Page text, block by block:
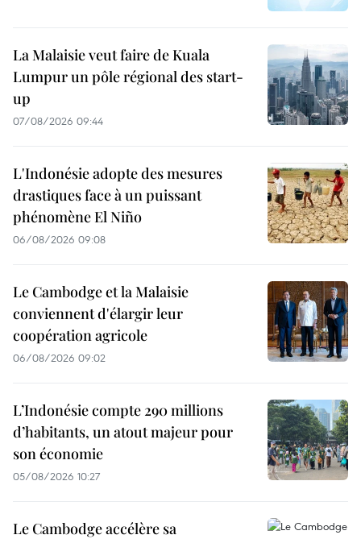
La Malaisie veut faire de Kuala
Lumpur un pôle régional des start-
up
07/08/2026 09:44
L'Indonésie adopte des mesures
drastiques face à un puissant
phénomène El Niño
06/08/2026 09:08
Le Cambodge et la Malaisie
conviennent d'élargir leur
coopération agricole
06/08/2026 09:02
L’Indonésie compte 290 millions
d’habitants, un atout majeur pour
son économie
05/08/2026 10:27
Le Cambodge accélère sa